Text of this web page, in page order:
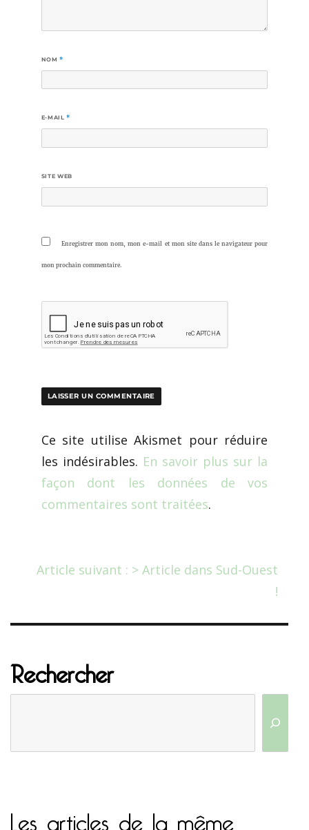
NOM*
E-MAIL*
SITE WEB
Enregistrer mon nom, mon e-mail et mon site dans le navigateur pour
mon prochain commentaire.
Ce site utilise Akismet pour réduire
les indésirables. En savoir plus sur la
façon dont les données de vos
commentaires sont traitées.
Article suivant : > Article dans Sud-Ouest
!
Rechercher
Les articles de la même